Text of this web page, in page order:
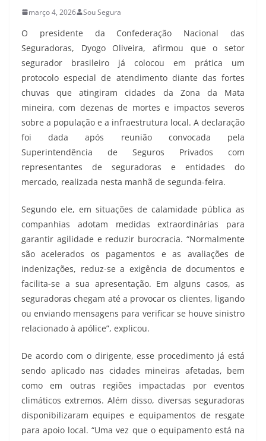
março 4, 2026 Sou Segura
O presidente da Confederação Nacional das
Seguradoras, Dyogo Oliveira, afirmou que o setor
segurador brasileiro já colocou em prática um
protocolo especial de atendimento diante das fortes
chuvas que atingiram cidades da Zona da Mata
mineira, com dezenas de mortes e impactos severos
sobre a população e a infraestrutura local. A declaração
foi dada após reunião convocada pela
Superintendência de Seguros Privados com
representantes de seguradoras e entidades do
mercado, realizada nesta manhã de segunda-feira.
Segundo ele, em situações de calamidade pública as
companhias adotam medidas extraordinárias para
garantir agilidade e reduzir burocracia. “Normalmente
são acelerados os pagamentos e as avaliações de
indenizações, reduz-se a exigência de documentos e
facilita-se a sua apresentação. Em alguns casos, as
seguradoras chegam até a provocar os clientes, ligando
ou enviando mensagens para verificar se houve sinistro
relacionado à apólice”, explicou.
De acordo com o dirigente, esse procedimento já está
sendo aplicado nas cidades mineiras afetadas, bem
como em outras regiões impactadas por eventos
climáticos extremos. Além disso, diversas seguradoras
disponibilizaram equipes e equipamentos de resgate
para apoio local. “Uma vez que o equipamento está na